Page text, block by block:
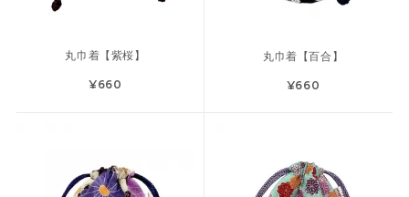
丸巾着【紫桜】
¥660
丸巾着【百合】
¥660